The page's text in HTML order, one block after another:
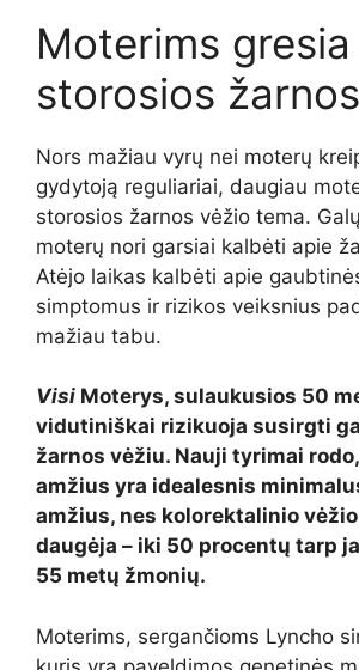
Moterims gresia
storosios
Nors mažiau vyrų nei moterų
gydytoją reguliariai, daugiau
storosios žarnos vėžio tema.
moterų nori garsiai kalbėti apie
Atėjo laikas kalbėti apie
simptomus ir rizikos veiksnius
mažiau tabu.
Visi Moterys, sulaukusios 50
vidutiniškai rizikuoja susirgti
žarnos vėžiu. Nauji tyrimai
amžius yra idealesnis
amžius, nes kolorektalinio
daugėja – iki 50 procentų tarp
55 metų žmonių.
Moterims, sergančioms Lyncho